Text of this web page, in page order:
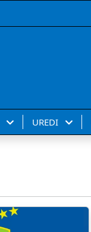
UREDI